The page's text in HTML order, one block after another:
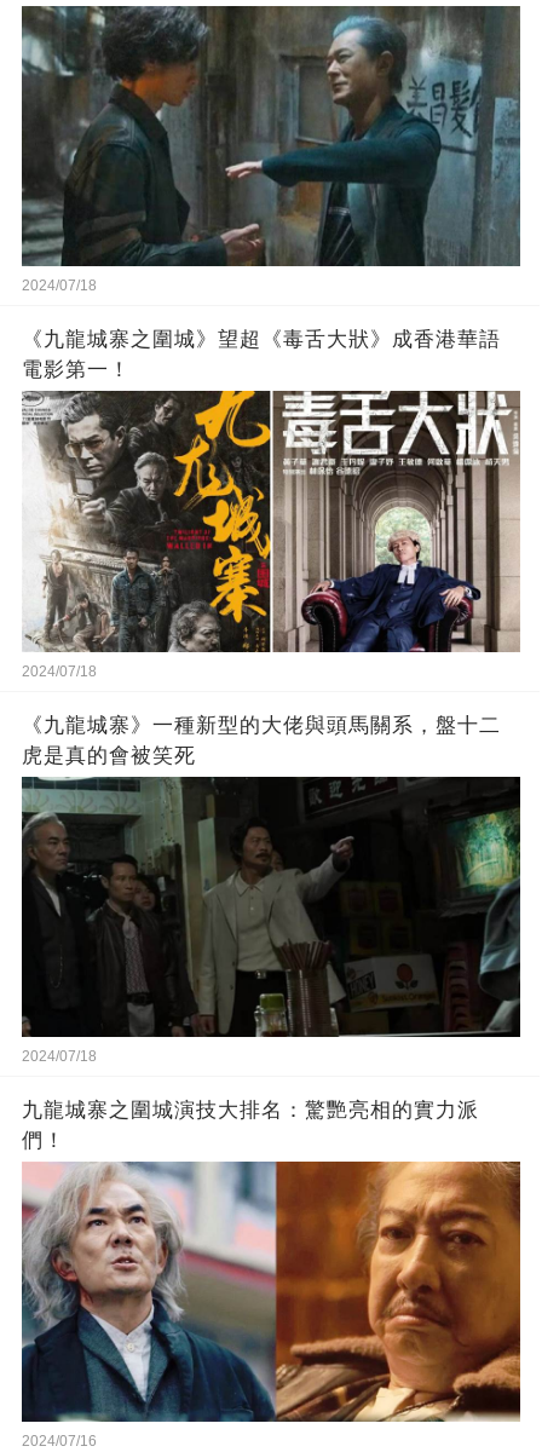
嚴重
2024/07/18
《九龍城寨之圍城》望超《毒舌大狀》成香港華語
電影第一！
2024/07/18
《九龍城寨》一種新型的大佬與頭馬關系，盤十二
虎是真的會被笑死
2024/07/18
九龍城寨之圍城演技大排名：驚艷亮相的實力派
們！
2024/07/16